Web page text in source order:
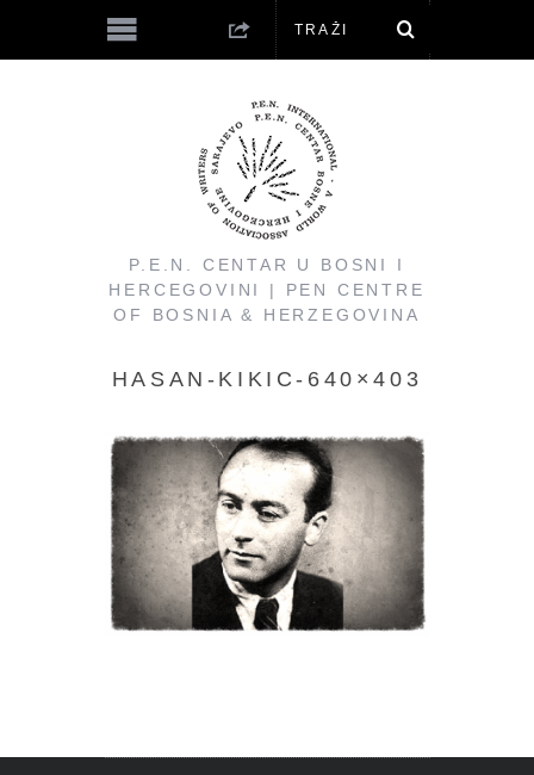
P.E.N. CENTAR U BOSNI I
HERCEGOVINI | PEN CENTRE
OF BOSNIA & HERZEGOVINA
HASAN-KIKIC-640×403